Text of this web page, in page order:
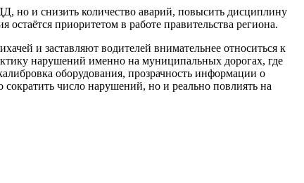
но и снизить количество аварий, повысить дисциплину
приоритетом в работе правительства региона.
и заставляют водителей внимательнее относиться к
нарушений именно на муниципальных дорогах, где
оборудования, прозрачность информации о
число нарушений, но и реально повлиять на